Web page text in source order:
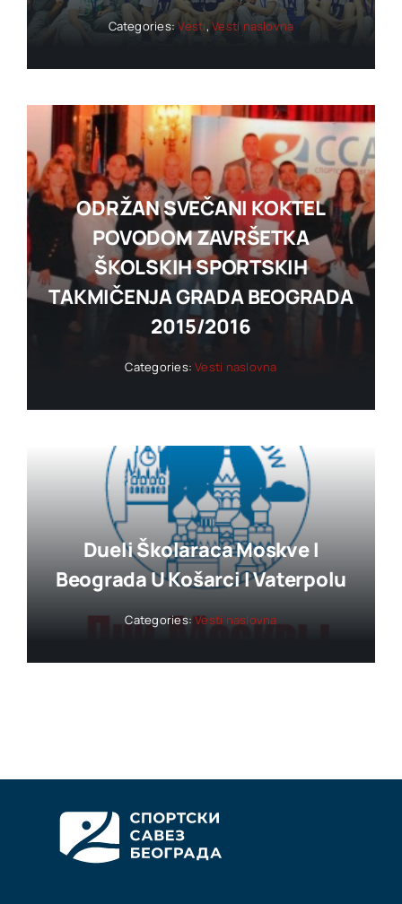
Categories:Vesti,Vesti naslovna
ODRŽAN SVEČANI KOKTEL
POVODOM ZAVRŠETKA
ŠKOLSKIH SPORTSKIH
TAKMIČENJA GRADA BEOGRADA
2015/2016
Categories:Vesti naslovna
Dueli Školaraca Moskve I
Beograda U Košarci I Vaterpolu
Categories:Vesti naslovna